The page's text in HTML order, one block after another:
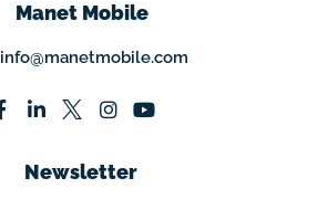
Manet Mobile
info@manetmobile.com
Newsletter